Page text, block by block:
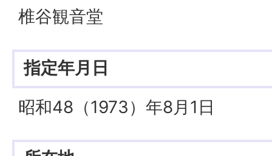
椎谷観音堂
指定年月日
昭和48（1973）年8月1日